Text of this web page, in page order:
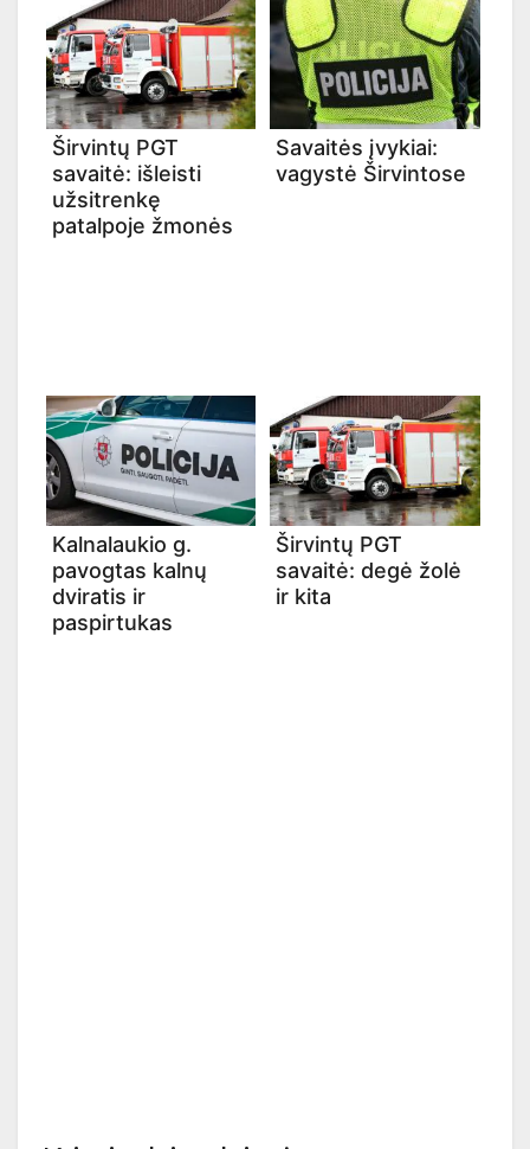
Širvintų PGT
savaitė: išleisti
užsitrenkę
patalpoje žmonės
Savaitės įvykiai:
vagystė Širvintose
Kalnalaukio g.
pavogtas kalnų
dviratis ir
paspirtukas
Širvintų PGT
savaitė: degė žolė
ir kita